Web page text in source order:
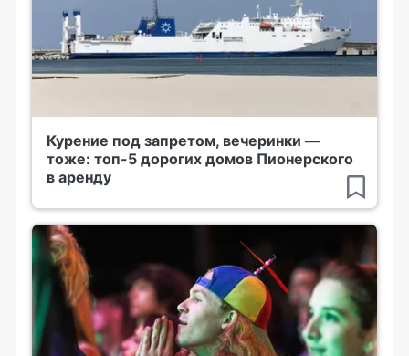
Курение под запретом, вечеринки —
тоже: топ-5 дорогих домов Пионерского
в аренду